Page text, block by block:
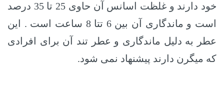
خود دارند و غلظت اسانس آن حاوی 25 تا 35 درصد
است و ماندگاری آن بین 6 تتا 8 ساعت است . این
عطر به دلیل ماندگاری و عطر تند آن برای افرادی
که میگرن دارند پیشنهاد نمی شود.